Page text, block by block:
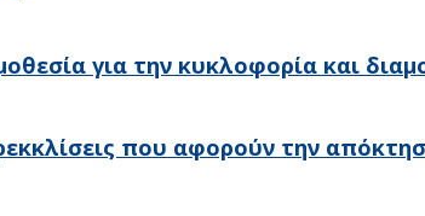
για την κυκλοφορία και
που αφορούν την